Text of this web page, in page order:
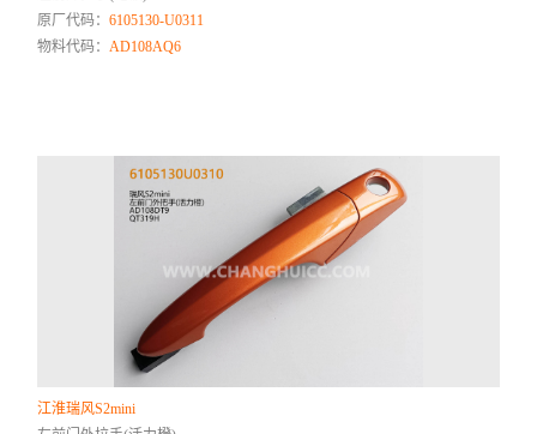
原厂代码：6105130-U0311
物料代码： AD108AQ6
江淮瑞风S2mini